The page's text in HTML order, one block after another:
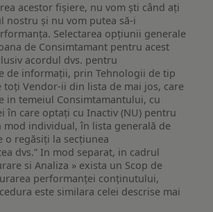
acestor fișiere, nu vom ști când ați
nostru și nu vom putea să-i
Selectarea opțiunii generale
de Consimtamant pentru acest
acordul dvs. pentru
de informații, prin Tehnologii de tip
toți Vendor-ii din lista de mai jos, care
in temeiul Consimtamantului, cu
în care optați cu Inactiv (NU) pentru
mod individual, în lista generală de
o regăsiți la secțiunea
dvs.” In mod separat, in cadrul
si Analiza » exista un Scop de
performanței conținutului,
este similara celei descrise mai